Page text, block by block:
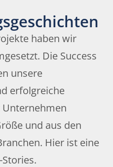
haben wir
Die Success
unsere
erfolgreiche
und aus den
Hier ist eine